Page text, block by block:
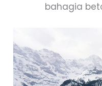
bahagia